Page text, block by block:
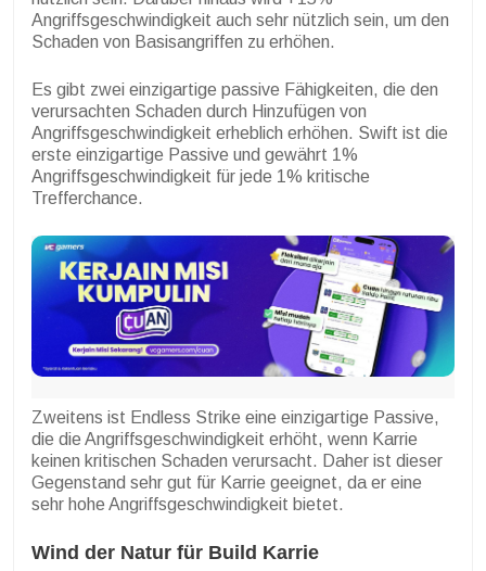
Angriffsgeschwindigkeit auch sehr nützlich sein, um den
Schaden von Basisangriffen zu erhöhen.
Es gibt zwei einzigartige passive Fähigkeiten, die den
verursachten Schaden durch Hinzufügen von
Angriffsgeschwindigkeit erheblich erhöhen. Swift ist die
erste einzigartige Passive und gewährt 1%
Angriffsgeschwindigkeit für jede 1% kritische
Trefferchance.
Zweitens ist Endless Strike eine einzigartige Passive,
die die Angriffsgeschwindigkeit erhöht, wenn Karrie
keinen kritischen Schaden verursacht. Daher ist dieser
Gegenstand sehr gut für Karrie geeignet, da er eine
sehr hohe Angriffsgeschwindigkeit bietet.
Wind der Natur für Build Karrie